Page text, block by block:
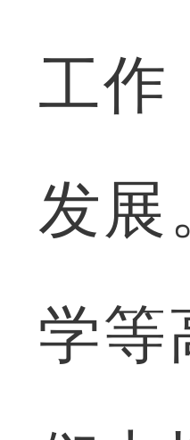
工作
发展
学等